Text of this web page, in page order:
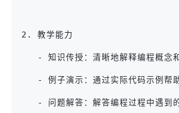
2. 教学能力
- 知识传授：清晰地解释编程概念
- 例子演示：通过实际代码示例帮
- 问题解答：解答编程过程中遇到